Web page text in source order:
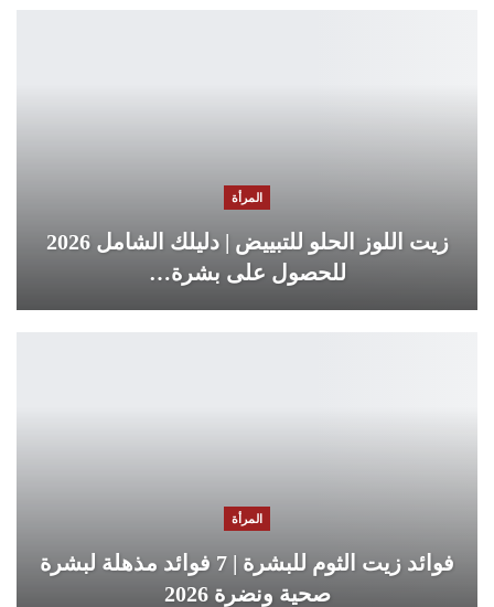
المرأة
زيت اللوز الحلو للتبييض | دليلك الشامل 2026
للحصول على بشرة…
المرأة
فوائد زيت الثوم للبشرة | 7 فوائد مذهلة لبشرة
صحية ونضرة 2026